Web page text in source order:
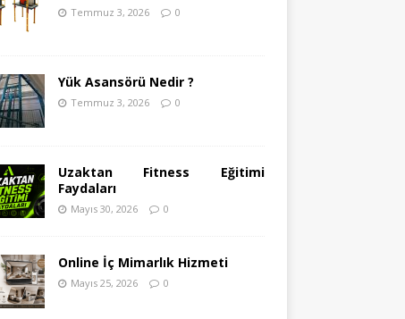
Temmuz 3, 2026 0
Yük Asansörü Nedir ?
Temmuz 3, 2026 0
Uzaktan Fitness Eğitimi
Faydaları
Mayıs 30, 2026 0
Online İç Mimarlık Hizmeti
Mayıs 25, 2026 0